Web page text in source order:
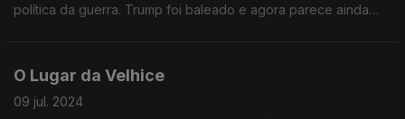
política da guerra. Trump foi baleado e agora parece ainda
O Lugar da Velhice
09 jul. 2024